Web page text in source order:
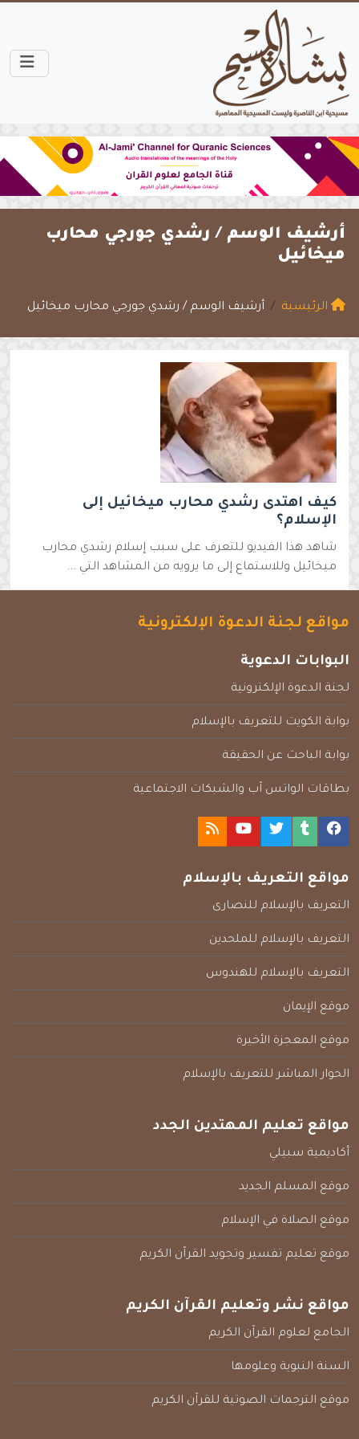
أرشيف الوسم / رشدي جورجي محارب
ميخائيل
الرئيسية أرشيف الوسم / رشدي جورجي محارب ميخائيل
كيف اهتدى رشدي محارب ميخائيل إلى
الإسلام؟
شاهد هذا الفيديو للتعرف على سبب إسلام رشدي محارب
ميخائيل وللاستماع إلى ما يرويه من المشاهد التي ...
مواقع لجنة الدعوة الإلكترونية
البوابات الدعوية
لجنة الدعوة الإلكترونية
بوابة الكويت للتعريف بالإسلام
بوابة الباحث عن الحقيقة
بطاقات الواتس آب والشبكات الاجتماعية
مواقع التعريف بالإسلام
التعريف بالإسلام للنصارى
التعريف بالإسلام للملحدين
التعريف بالإسلام للهندوس
موقع الإيمان
موقع المعجزة الأخيرة
الحوار المباشر للتعريف بالإسلام
مواقع تعليم المهتدين الجدد
أكاديمية سبيلي
موقع المسلم الجديد
موقع الصلاة في الإسلام
موقع تعليم تفسير وتجويد القرآن الكريم
مواقع نشر وتعليم القرآن الكريم
الجامع لعلوم القرآن الكريم
السنة النبوية وعلومها
موقع الترجمات الصوتية للقرآن الكريم